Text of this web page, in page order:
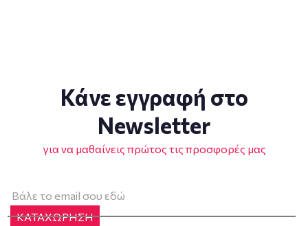
Κάνε εγγραφή στο
Newsletter
για να μαθαίνεις πρώτος τις προσφορές μας
ΚΑΤΑΧΩΡΗΣΗ